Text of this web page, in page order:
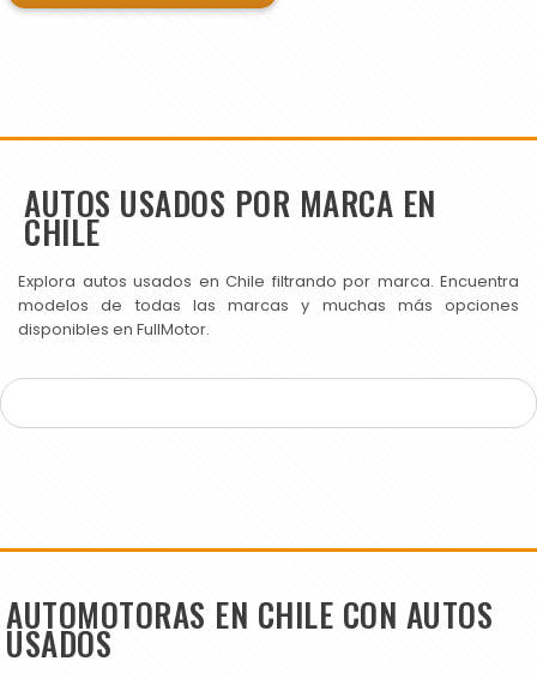
AUTOS USADOS POR MARCA EN
CHILE
Explora autos usados en Chile filtrando por marca. Encuentra
modelos de todas las marcas y muchas más opciones
disponibles en FullMotor.
AUTOMOTORAS EN CHILE CON AUTOS
USADOS